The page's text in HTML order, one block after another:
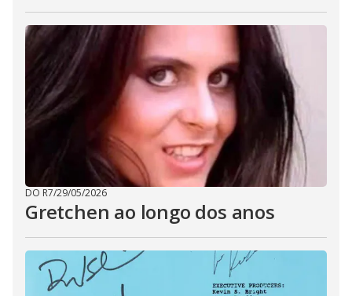
DO R7/29/05/2026
Gretchen ao longo dos anos